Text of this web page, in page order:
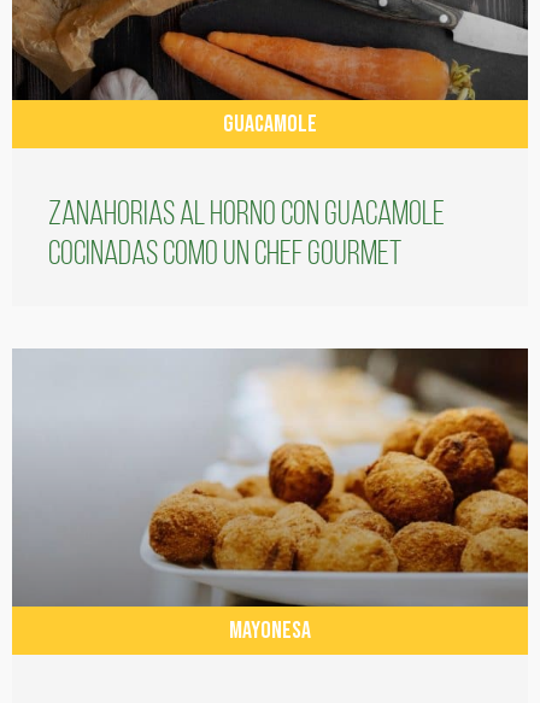
GUACAMOLE
Zanahorias al horno con guacamole
cocinadas como un chef gourmet
MAYONESA